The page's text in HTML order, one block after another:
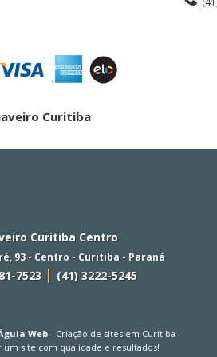
Curitiba
Curitiba Centro
93 - Centro - Curitiba - Paraná
7523 | (41) 3222-5245
Web- Criação de sites em Curitiba
um site com qualidade e resultados!